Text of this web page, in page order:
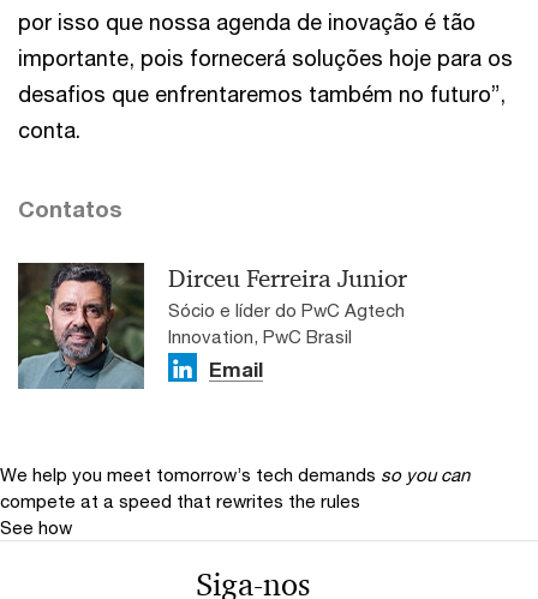
por isso que nossa agenda de inovação é tão
importante, pois fornecerá soluções hoje para os
desafios que enfrentaremos também no futuro”,
conta.
Contatos
Dirceu Ferreira Junior
Sócio e líder do PwC Agtech
Innovation, PwC Brasil
Email
We help you meet tomorrow’s tech demands so you can
compete at a speed that rewrites the rules
See how
Siga-nos